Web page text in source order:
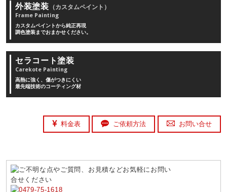
外装塗装 （カスタムペイント）
Frame Painting
カスタムペイントから純正再現
調色塗装までおまかせください。
セラコート塗装
Carekote Painting
高熱に強く、傷がつきにくい
最先端技術のコーティング材
料金表 ご依頼方法 お問い合せ